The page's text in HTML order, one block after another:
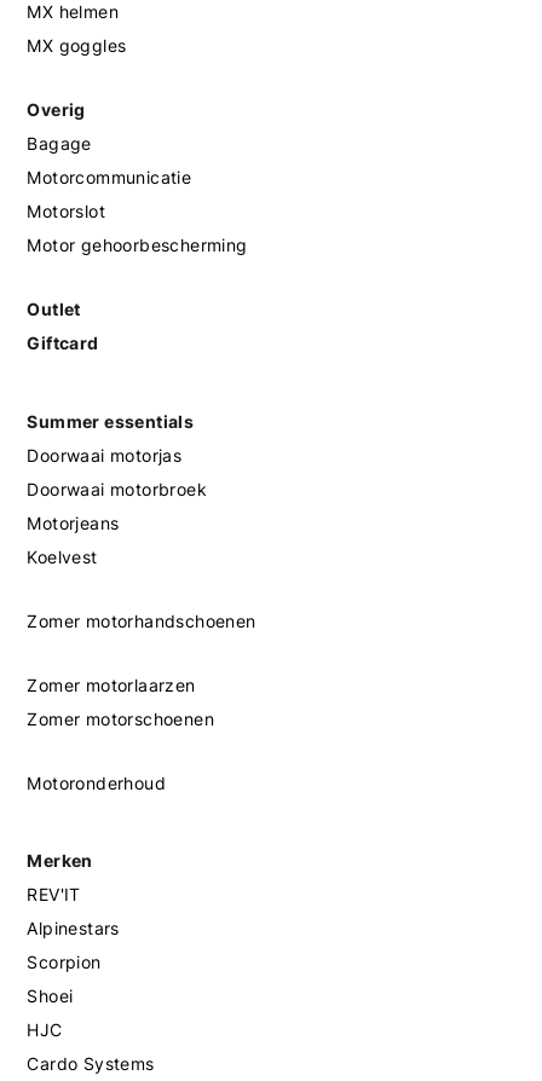
MX helmen
MX goggles
Overig
Bagage
Motorcommunicatie
Motorslot
Motor gehoorbescherming
Outlet
Giftcard
Summer essentials
Doorwaai motorjas
Doorwaai motorbroek
Motorjeans
Koelvest
Zomer motorhandschoenen
Zomer motorlaarzen
Zomer motorschoenen
Motoronderhoud
Merken
REV'IT
Alpinestars
Scorpion
Shoei
HJC
Cardo Systems